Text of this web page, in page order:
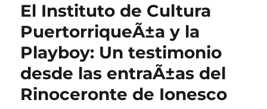
las
El Instituto de Cultura
PuertorriqueÃ±a y la
Playboy: Un testimonio
desde las entraÃ±as del
Rinoceronte de Ionesco